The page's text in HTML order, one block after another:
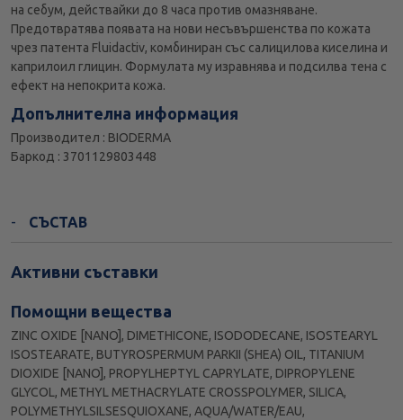
на себум, действайки до 8 часа против омазняване.
Предотвратява появата на нови несъвършенства по кожата
чрез патента Fluidactiv, комбиниран със салицилова киселина и
каприлоил глицин. Формулата му изравнява и подсилва тена с
ефект на непокрита кожа.
Допълнителна информация
Производител : BIODERMA
Баркод : 3701129803448
СЪСТАВ
Активни съставки
Помощни вещества
ZINC OXIDE [NANO], DIMETHICONE, ISODODECANE, ISOSTEARYL
ISOSTEARATE, BUTYROSPERMUM PARKII (SHEA) OIL, TITANIUM
DIOXIDE [NANO], PROPYLHEPTYL CAPRYLATE, DIPROPYLENE
GLYCOL, METHYL METHACRYLATE CROSSPOLYMER, SILICA,
POLYMETHYLSILSESQUIOXANE, AQUA/WATER/EAU,